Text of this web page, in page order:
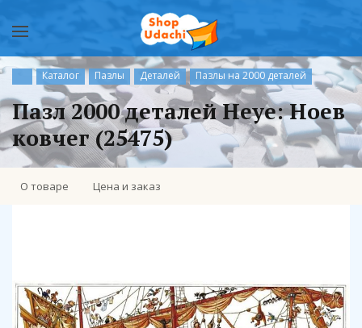
Каталог Пазлы Деталей Пазлы на 2000 деталей
Пазл 2000 деталей Heye: Ноев
ковчег (25475)
О товаре Цена и заказ